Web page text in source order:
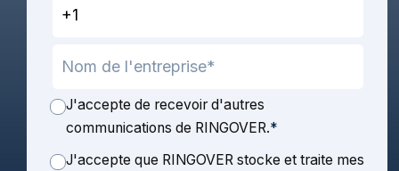
J'accepte de recevoir d'autres
communications de RINGOVER.*
J'accepte que RINGOVER stocke et traite mes